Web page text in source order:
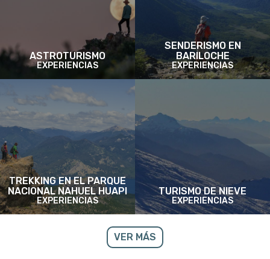
ASTROTURISMO
EXPERIENCIAS
SENDERISMO EN
BARILOCHE
EXPERIENCIAS
TREKKING EN EL PARQUE
NACIONAL NAHUEL HUAPI
EXPERIENCIAS
TURISMO DE NIEVE
EXPERIENCIAS
VER MÁS